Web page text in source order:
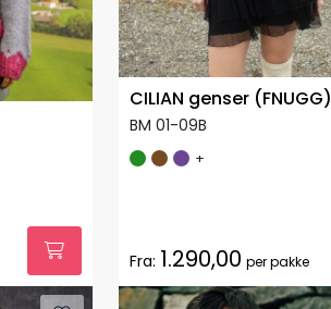
CILIAN genser (FNUGG)
BM 01-09B
+
Fra: 1.290,00 per pakke